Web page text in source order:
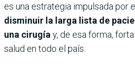
es una estrategia impulsada por
disminuir la larga lista de
una cirugía y, de esa forma,
salud en todo el país.